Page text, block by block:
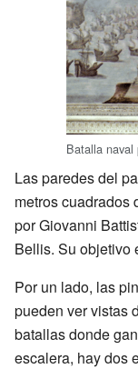
Batalla
Las paredes del
metros cuadrados
por Giovanni
Bellis. Su objetivo
Por un lado, las
pueden ver vistas
batallas donde
escalera, hay dos